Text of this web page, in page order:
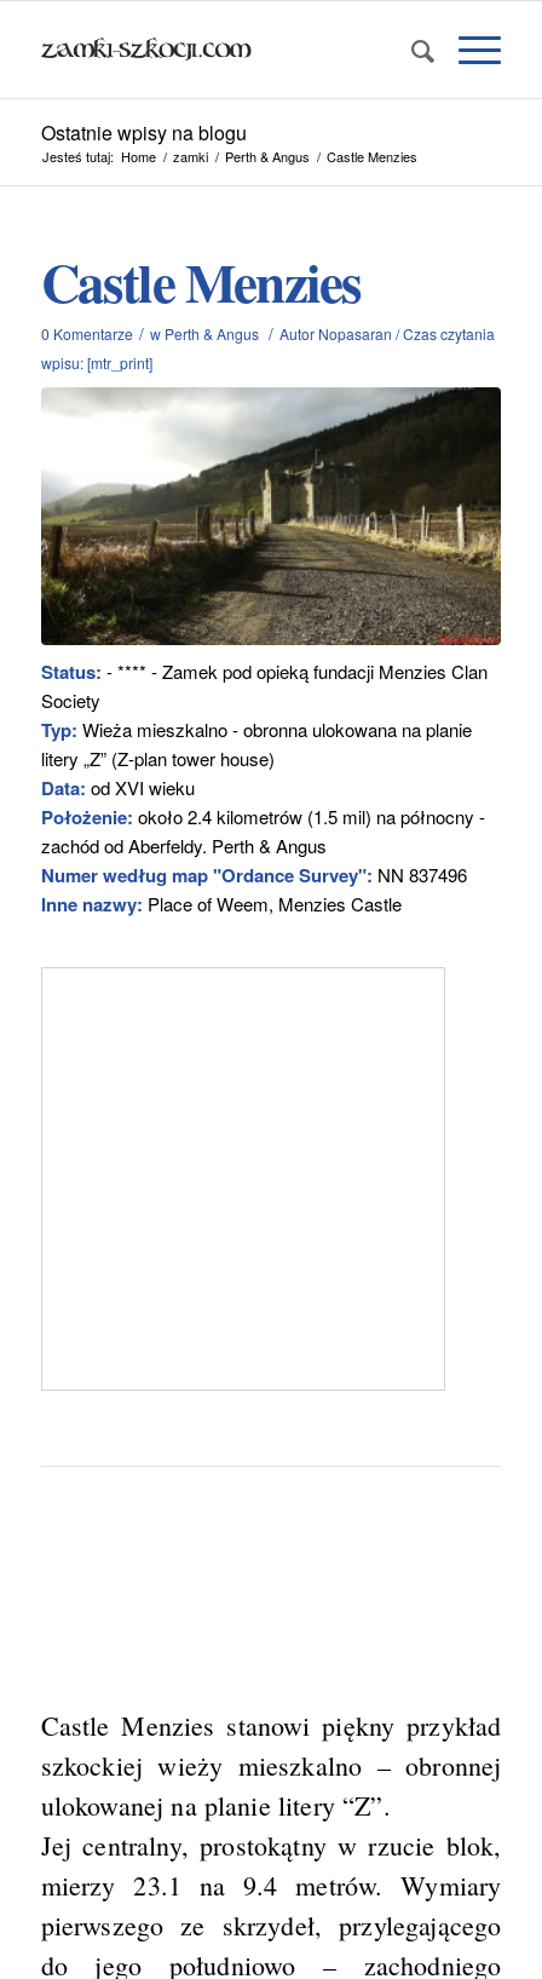
Ostatnie wpisy na blogu
Jesteś tutaj: Home / zamki / Perth & Angus / Castle Menzies
Castle Menzies
0 Komentarze / w Perth & Angus / Autor Nopasaran /Czas czytania
wpisu: [mtr_print]
Status: - **** - Zamek pod opieką fundacji Menzies Clan
Society
Typ: Wieża mieszkalno - obronna ulokowana na planie
litery „Z” (Z-plan tower house)
Data: od XVI wieku
Położenie: około 2.4 kilometrów (1.5 mil) na północny -
zachód od Aberfeldy. Perth & Angus
Numer według map "Ordance Survey": NN 837496
Inne nazwy: Place of Weem, Menzies Castle
Castle Menzies stanowi piękny przykład
szkockiej wieży mieszkalno – obronnej
ulokowanej na planie litery “Z”.
Jej centralny, prostokątny w rzucie blok,
mierzy 23.1 na 9.4 metrów. Wymiary
pierwszego ze skrzydeł, przylegającego
do jego południowo – zachodniego